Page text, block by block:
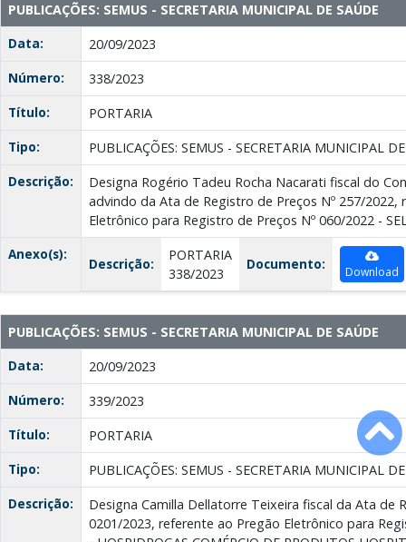
PUBLICAÇÕES: SEMUS - SECRETARIA MUNICIPAL DE SAÚDE
Data:
20/09/2023
Número:
338/2023
Título:
PORTARIA
Tipo:
PUBLICAÇÕES: SEMUS - SECRETARIA MUNICIPAL
Descrição:
Designa Rogério Tadeu Rocha Nacarati fiscal do
advindo da Ata de Registro de Preços Nº 257/2022,
Eletrônico para Registro de Preços Nº 060/2022 -
Anexo(s):
Descrição:
PORTARIA
338/2023
Documento: Download
PUBLICAÇÕES: SEMUS - SECRETARIA MUNICIPAL DE SAÚDE
Data:
20/09/2023
Número:
339/2023
Título:
PORTARIA
Tipo:
PUBLICAÇÕES: SEMUS - SECRETARIA MUNICIPAL
Descrição:
Designa Camilla Dellatorre Teixeira fiscal da Ata de
0201/2023, referente ao Pregão Eletrônico para